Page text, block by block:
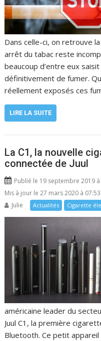
Dans celle-ci, on retrouve
arrêt du tabac reste
beaucoup d’entre eux
définitivement de fumer.
réellement exposés ces
LIRE LA SUITE
La C1, la nouvelle
connectée de Juul
Publié le 19 septembre 2019
Mis à jour le 27 mars 2020 à 07:53
Julie
Actualités Cigarette
américaine leader du
Juul C1, la première
Bluetooth. Ce petit